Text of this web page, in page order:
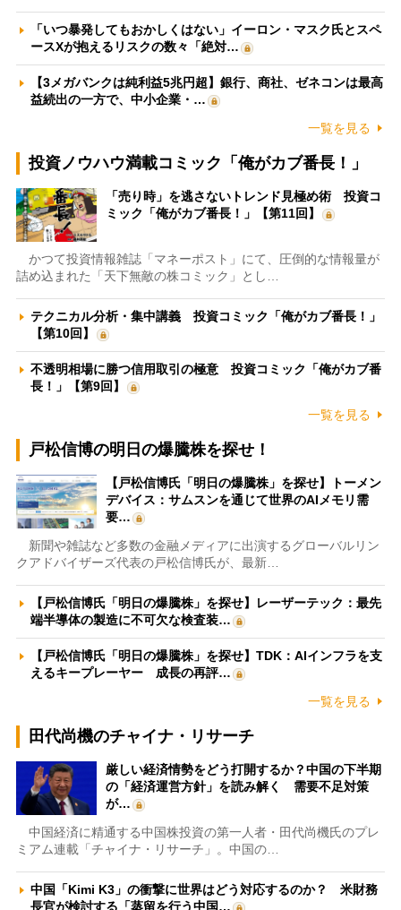
「いつ暴発してもおかしくはない」イーロン・マスク氏とスペ
ースXが抱えるリスクの数々「絶対…
【3メガバンクは純利益5兆円超】銀行、商社、ゼネコンは最高
益続出の一方で、中小企業・…
一覧を見る
投資ノウハウ満載コミック「俺がカブ番長！」
「売り時」を逃さないトレンド見極め術 投資コ
ミック「俺がカブ番長！」【第11回】
かつて投資情報雑誌「マネーポスト」にて、圧倒的な情報量が
詰め込まれた「天下無敵の株コミック」とし…
テクニカル分析・集中講義 投資コミック「俺がカブ番長！」
【第10回】
不透明相場に勝つ信用取引の極意 投資コミック「俺がカブ番
長！」【第9回】
一覧を見る
戸松信博の明日の爆騰株を探せ！
【戸松信博氏「明日の爆騰株」を探せ】トーメン
デバイス：サムスンを通じて世界のAIメモリ需
要…
新聞や雑誌など多数の金融メディアに出演するグローバルリン
クアドバイザーズ代表の戸松信博氏が、最新…
【戸松信博氏「明日の爆騰株」を探せ】レーザーテック：最先
端半導体の製造に不可欠な検査装…
【戸松信博氏「明日の爆騰株」を探せ】TDK：AIインフラを支
えるキープレーヤー 成長の再評…
一覧を見る
田代尚機のチャイナ・リサーチ
厳しい経済情勢をどう打開するか？中国の下半期
の「経済運営方針」を読み解く 需要不足対策
が…
中国経済に精通する中国株投資の第一人者・田代尚機氏のプレ
ミアム連載「チャイナ・リサーチ」。中国の…
中国「Kimi K3」の衝撃に世界はどう対応するのか？ 米財務
長官が検討する「蒸留を行う中国…